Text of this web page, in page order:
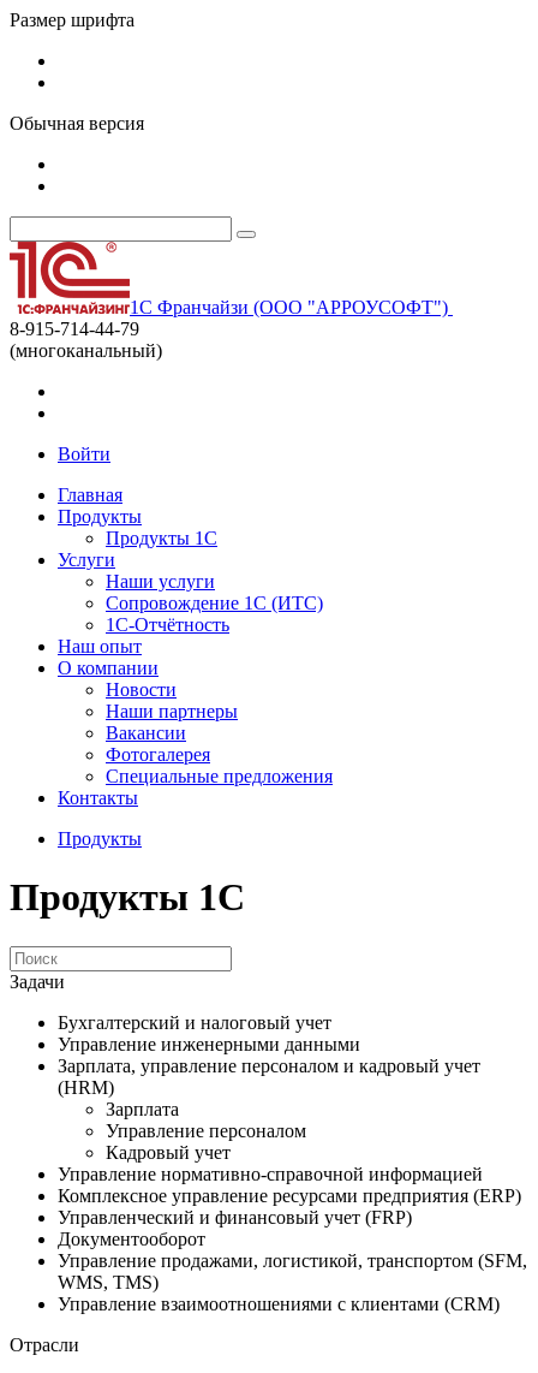
Размер шрифта
Обычная версия
1С Франчайзи (ООО "АРРОУСОФТ")
8-915-714-44-79
(многоканальный)
Войти
Главная
Продукты
Продукты 1С
Услуги
Наши услуги
Сопровождение 1С (ИТС)
1С-Отчётность
Наш опыт
О компании
Новости
Наши партнеры
Вакансии
Фотогалерея
Специальные предложения
Контакты
Продукты
Продукты 1С
Задачи
Бухгалтерский и налоговый учет
Управление инженерными данными
Зарплата, управление персоналом и кадровый учет
(HRM)
Зарплата
Управление персоналом
Кадровый учет
Управление нормативно-справочной информацией
Комплексное управление ресурсами предприятия (ERP)
Управленческий и финансовый учет (FRP)
Документооборот
Управление продажами, логистикой, транспортом (SFM,
WMS, TMS)
Управление взаимоотношениями с клиентами (CRM)
Отрасли